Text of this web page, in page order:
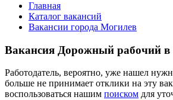
Главная
Каталог вакансий
Вакансии города Могилев
Вакансия Дорожный рабочий в
Работодатель, вероятно, уже нашел
больше не принимает отклики на эту
воспользоваться нашим поиском для